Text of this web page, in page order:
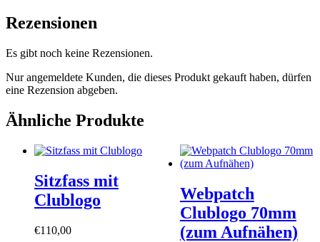
Rezensionen
Es gibt noch keine Rezensionen.
Nur angemeldete Kunden, die dieses Produkt gekauft haben, dürfen
eine Rezension abgeben.
Ähnliche Produkte
Sitzfass mit
Clublogo
€110,00
Webpatch
Clublogo 70mm
(zum Aufnähen)